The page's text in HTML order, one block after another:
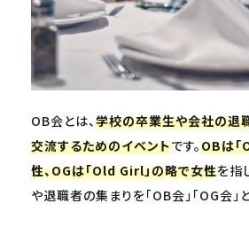
OB会とは、 学校の卒業生や会社の退
交流するためのイベントです。OBは
性、OGは「Old Girl」の略で女性を指
や退職者の集まりを「OB会」「OG会」